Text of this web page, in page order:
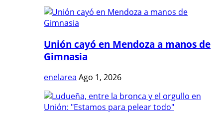
Unión cayó en Mendoza a manos de
Gimnasia
enelarea Ago 1, 2026